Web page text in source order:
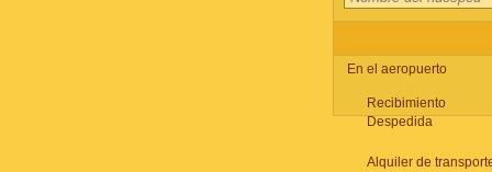
En el aeropuerto
Recibimiento
Despedida
Alquiler de